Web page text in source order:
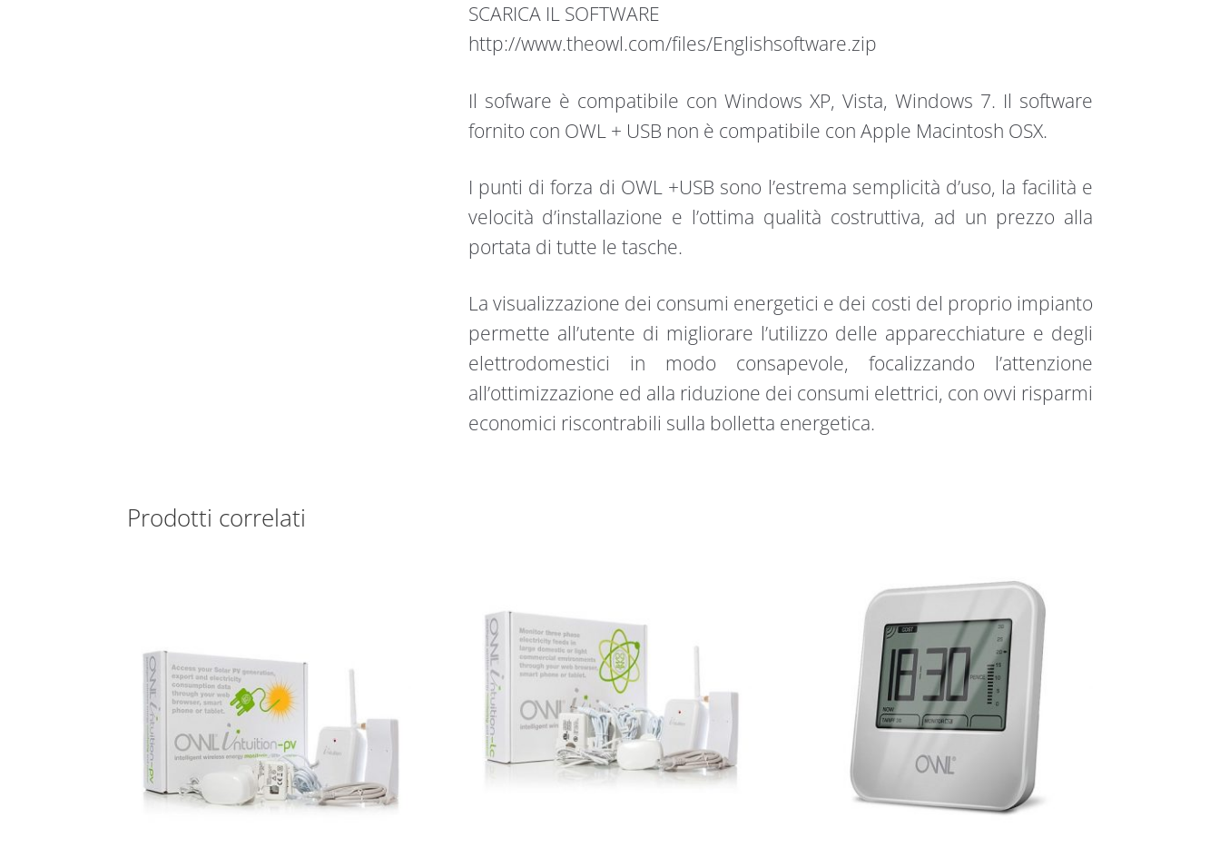
SCARICA IL SOFTWARE
http://www.theowl.com/files/Englishsoftware.zip
Il sofware è compatibile con Windows XP, Vista, Windows 7. Il software
fornito con OWL + USB non è compatibile con Apple Macintosh OSX.
I punti di forza di OWL +USB sono l’estrema semplicità d’uso, la facilità e
velocità d’installazione e l’ottima qualità costruttiva, ad un prezzo alla
portata di tutte le tasche.
La visualizzazione dei consumi energetici e dei costi del proprio impianto
permette all’utente di migliorare l’utilizzo delle apparecchiature e degli
elettrodomestici in modo consapevole, focalizzando l’attenzione
all’ottimizzazione ed alla riduzione dei consumi elettrici, con ovvi risparmi
economici riscontrabili sulla bolletta energetica.
Prodotti correlati